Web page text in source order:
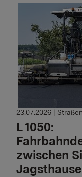
L 1050:
zwischen
23.07.2026 |